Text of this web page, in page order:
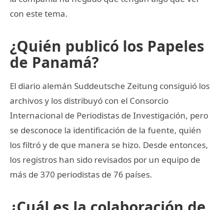
con este tema.
¿Quién publicó los Papeles
de Panamá?
El diario alemán Suddeutsche Zeitung consiguió los
archivos y los distribuyó con el Consorcio
Internacional de Periodistas de Investigación, pero
se desconoce la identificación de la fuente, quién
los filtró y de que manera se hizo. Desde entonces,
los registros han sido revisados por un equipo de
más de 370 periodistas de 76 países.